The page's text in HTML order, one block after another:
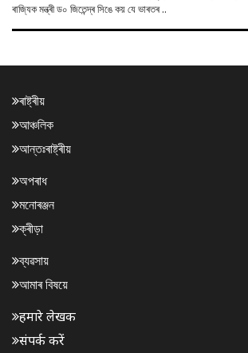
ৰাজ্যিক মন্ত্ৰী ড০ জিতেন্দ্ৰ সিঙে কয় যে ভাৰতৰ ..
ৰাষ্ট্ৰীয়
আঞ্চলিক
আন্তঃৰাষ্ট্ৰীয়
অপৰাধ
মনোৰঞ্জন
ক্ৰীড়া
ব্যৱসায়
আমাৰ বিষয়ে
हमारे लेखक
संपर्क करें